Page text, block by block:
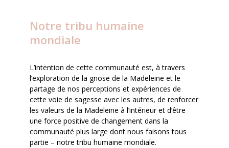
Notre tribu humaine
mondiale
L’intention de cette communauté est, à travers
l’exploration de la gnose de la Madeleine et le
partage de nos perceptions et expériences de
cette voie de sagesse avec les autres, de renforcer
les valeurs de la Madeleine à l’intérieur et d’être
une force positive de changement dans la
communauté plus large dont nous faisons tous
partie – notre tribu humaine mondiale.